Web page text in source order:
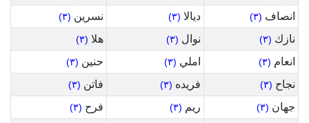
انصاف (٣) ديالا (٣) نسرين (٣)
نازك (٣) نوال (٣) هلا (٣)
انعام (٣) املي (٣) حنين (٣)
نجاح (٣) فريده (٣) فاتن (٣)
جهان (٣) ريم (٣) فرح (٣)